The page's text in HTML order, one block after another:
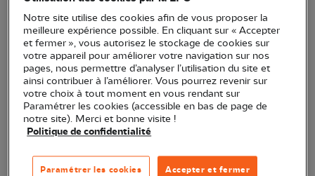
crépuscule.
Notre site utilise des cookies afin de vous proposer la
meilleure expérience possible. En cliquant sur « Accepter
et fermer », vous autorisez le stockage de cookies sur
votre appareil pour améliorer votre navigation sur nos
pages, nous permettre d’analyser l’utilisation du site et
ainsi contribuer à l’améliorer. Vous pourrez revenir sur
votre choix à tout moment en vous rendant sur
Paramétrer les cookies (accessible en bas de page de
notre site). Merci et bonne visite !
Politique de confidentialité
Accepter et fermer
Paramétrer les cookies